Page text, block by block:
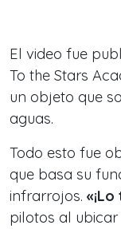
El video fue
To the Stars
un objeto que
aguas.
Todo esto fue
que basa su
infrarrojos.
pilotos al